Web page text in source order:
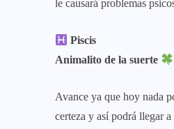
le causará problemas
Piscis
Animalito de la suerte
Avance ya que hoy nada
certeza y así podrá llegar a